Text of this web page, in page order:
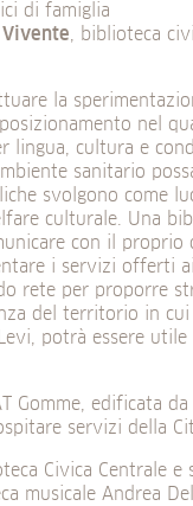
di famiglia
Vivente, biblioteca
la
nel
cultura e
sanitario
svolgono come
culturale. Una
con il proprio
i servizi offerti
rete per proporre
del territorio in cui
potrà essere
Gomme, edificata
servizi della
Civica Centrale e
musicale Andrea